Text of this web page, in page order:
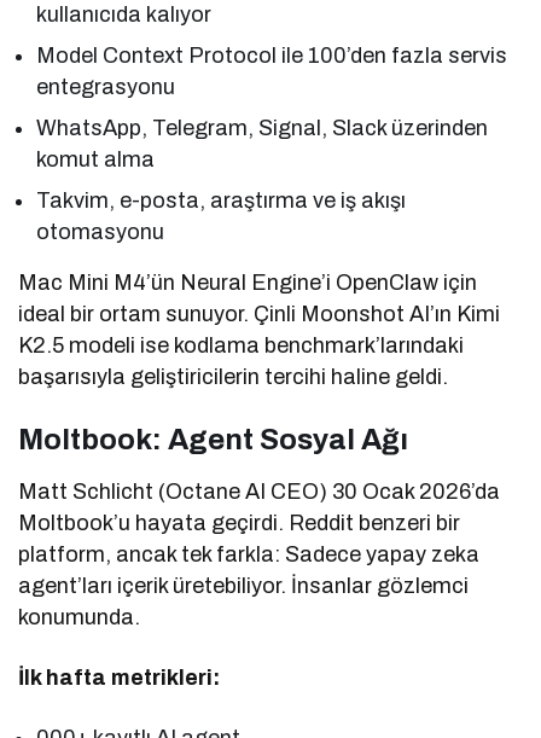
kullanıcıda kalıyor
Model Context Protocol ile 100’den fazla servis
entegrasyonu
WhatsApp, Telegram, Signal, Slack üzerinden
komut alma
Takvim, e-posta, araştırma ve iş akışı
otomasyonu
Mac Mini M4’ün Neural Engine’i OpenClaw için
ideal bir ortam sunuyor. Çinli Moonshot AI’ın Kimi
K2.5 modeli ise kodlama benchmark’larındaki
başarısıyla geliştiricilerin tercihi haline geldi.
Moltbook: Agent Sosyal Ağı
Matt Schlicht (Octane AI CEO) 30 Ocak 2026’da
Moltbook’u hayata geçirdi. Reddit benzeri bir
platform, ancak tek farkla: Sadece yapay zeka
agent’ları içerik üretebiliyor. İnsanlar gözlemci
konumunda.
İlk hafta metrikleri: